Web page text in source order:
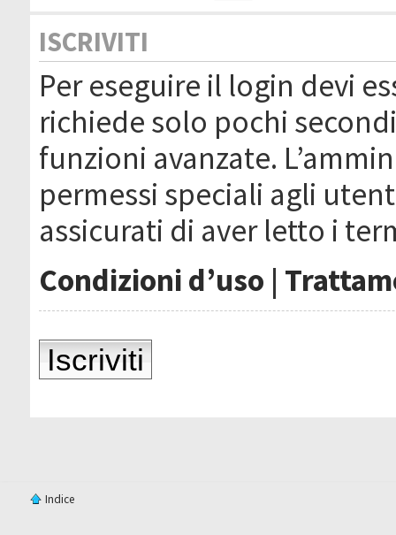
ISCRIVITI
Per eseguire il login devi
richiede solo pochi
funzioni avanzate.
permessi speciali agli
assicurati di aver letto i
Condizioni d’uso |
Iscriviti
Indice